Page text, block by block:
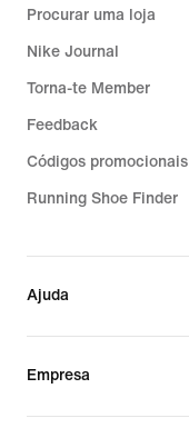
Procurar uma loja
Nike Journal
Torna-te Member
Feedback
Códigos promocionais
Running Shoe Finder
Ajuda
Empresa